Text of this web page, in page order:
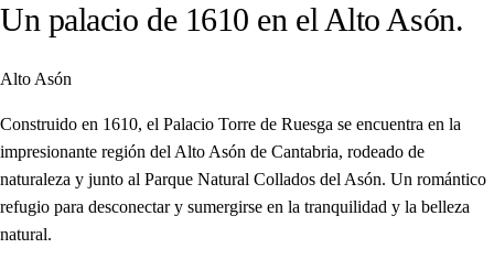
Un palacio de 1610 en el Alto Asón.
Alto Asón
Construido en 1610, el Palacio Torre de Ruesga se encuentra en la
impresionante región del Alto Asón de Cantabria, rodeado de
naturaleza y junto al Parque Natural Collados del Asón. Un romántico
refugio para desconectar y sumergirse en la tranquilidad y la belleza
natural.